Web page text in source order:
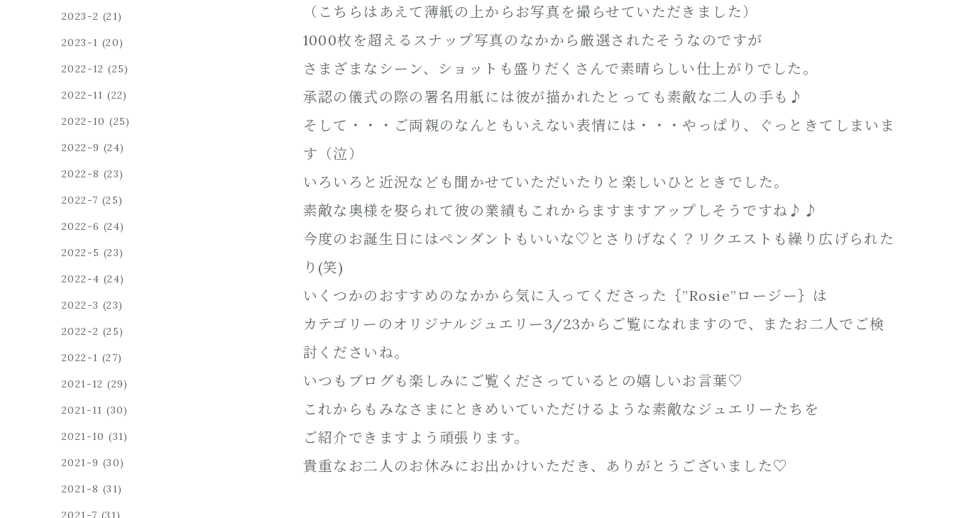
2023-2 (21)
2023-1 (20)
2022-12 (25)
2022-11 (22)
2022-10 (25)
2022-9 (24)
2022-8 (23)
2022-7 (25)
2022-6 (24)
2022-5 (23)
2022-4 (24)
2022-3 (23)
2022-2 (25)
2022-1 (27)
2021-12 (29)
2021-11 (30)
2021-10 (31)
2021-9 (30)
2021-8 (31)
2021-7 (31)
（こちらはあえて薄紙の上からお写真を撮らせていただきました）
1000枚を超えるスナップ写真のなかから厳選されたそうなのですが
さまざまなシーン、ショットも盛りだくさんで素晴らしい仕上がりでした。
承認の儀式の際の署名用紙には彼が描かれたとっても素敵な二人の手も♪
そして・・・ご両親のなんともいえない表情には・・・やっぱり、ぐっときてしまいま
す（泣）
いろいろと近況なども聞かせていただいたりと楽しいひとときでした。
素敵な奥様を娶られて彼の業績もこれからますますアップしそうですね♪♪
今度のお誕生日にはペンダントもいいな♡とさりげなく？リクエストも繰り広げられた
り(笑)
いくつかのおすすめのなかから気に入ってくださった｛”Rosie”ロージー｝は
カテゴリーのオリジナルジュエリー3/23からご覧になれますので、またお二人でご検
討くださいね。
いつもブログも楽しみにご覧くださっているとの嬉しいお言葉♡
これからもみなさまにときめいていただけるような素敵なジュエリーたちを
ご紹介できますよう頑張ります。
貴重なお二人のお休みにお出かけいただき、ありがとうございました♡